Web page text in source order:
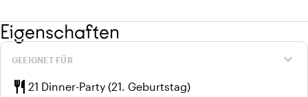
Eigenschaften
expand_more
GEEIGNET FÜR
restaurant 21 Dinner-Party (21. Geburtstag)